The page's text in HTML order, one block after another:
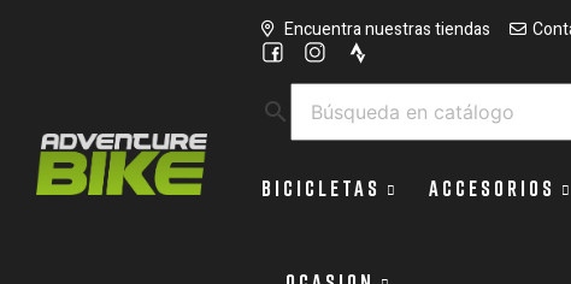
Encuentra nuestras tiendas
search
BICICLETAS ACCESORIOS